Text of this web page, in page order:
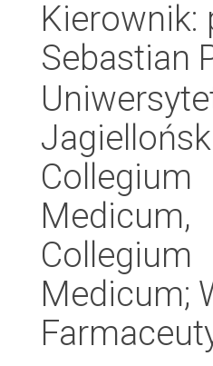
Kierownik:
Sebastian
Collegium
Medicum,
Collegium
Medicum;